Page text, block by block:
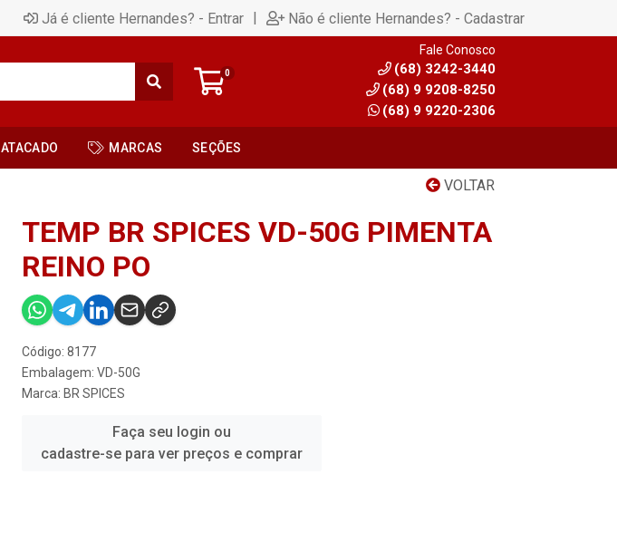
Já é cliente Hernandes? - Entrar | Não é cliente Hernandes? - Cadastrar
0
Fale Conosco
(68) 3242-3440
(68) 9 9208-8250
(68) 9 9220-2306
ATACADO MARCAS SEÇÕES
VOLTAR
TEMP BR SPICES VD-50G PIMENTA
REINO PO
Código: 8177
Embalagem: VD-50G
Marca: BR SPICES
Faça seu login ou
cadastre-se para ver preços e comprar